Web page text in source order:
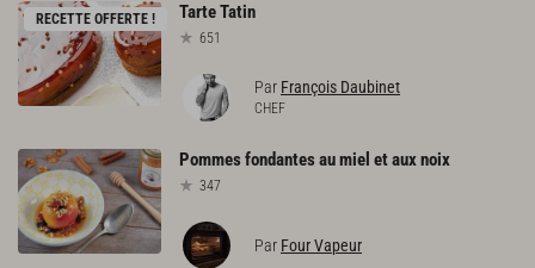
RECETTE OFFERTE ! TarteTatin
651
Par François Daubinet
CHEF
Pommesfondantesaumiel etauxnoix
347
Par Four Vapeur